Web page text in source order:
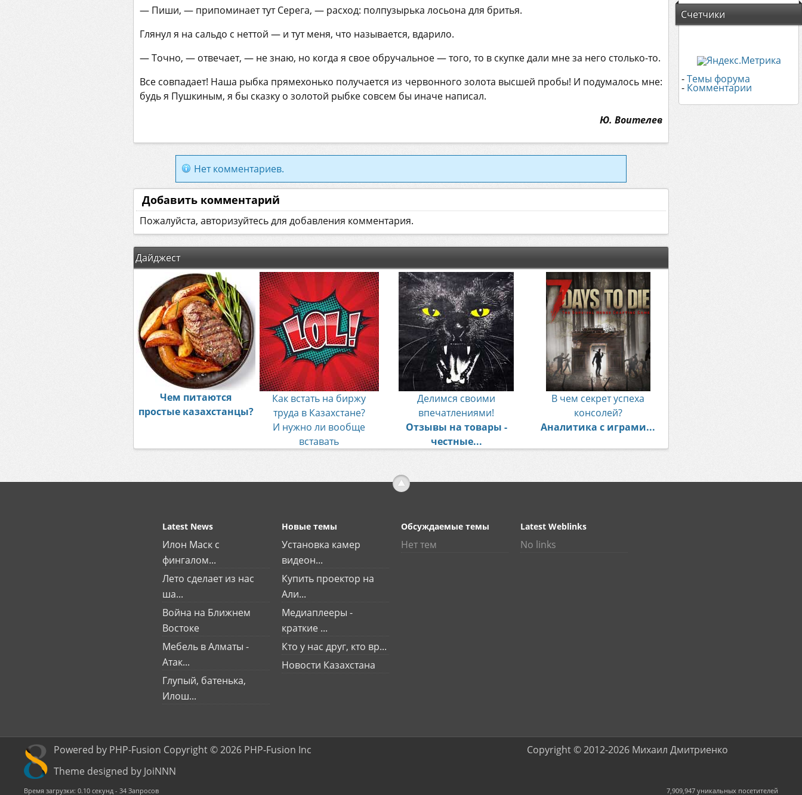
Счетчики
-Темы форума
- Комментарии
— Пиши, — припоминает тут Серега, — расход: полпузырька лосьона для бритья.
Глянул я на сальдо с неттой — и тут меня, что называется, вдарило.
— Точно, — отвечает, — не знаю, но когда я свое обручальное — того, то в скупке дали мне за него столько-то.
Все совпадает! Наша рыбка прямехонько получается из червонного золота высшей пробы! И подумалось мне:
будь я Пушкиным, я бы сказку о золотой рыбке совсем бы иначе написал.
Ю. Воителев
Нет комментариев.
Добавить комментарий
Пожалуйста, авторизуйтесь для добавления комментария.
Дайджест
Чем питаются
простые казахстанцы?
Как встать на биржу
труда в Казахстане?
И нужно ли вообще
вставать
Делимся своими
впечатлениями!
Отзывы на товары -
честные...
В чем секрет успеха
консолей?
Аналитика с играми...
Latest News
Илон Маск с
фингалом...
Лето сделает из нас
ша...
Война на Ближнем
Востоке
Мебель в Алматы -
Атак...
Глупый, батенька,
Илош...
Новые темы
Установка камер
видеон...
Купить проектор на
Али...
Медиаплееры -
краткие ...
Кто у нас друг, кто вр...
Новости Казахстана
Обсуждаемые темы
Нет тем
Latest Weblinks
No links
Powered by PHP-Fusion Copyright © 2026 PHP-Fusion Inc
Theme designed by JoiNNN
Copyright © 2012-2026 Михаил Дмитриенко
Время загрузки: 0.10 секунд - 34 Запросов 7,909,947 уникальных посетителей